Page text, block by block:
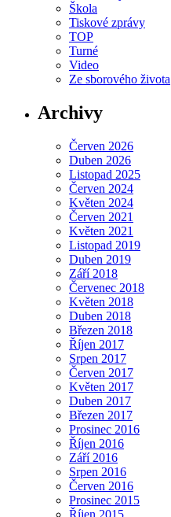
Škola
Tiskové zprávy
TOP
Turné
Video
Ze sborového života
Archivy
Červen 2026
Duben 2026
Listopad 2025
Červen 2024
Květen 2024
Červen 2021
Květen 2021
Listopad 2019
Duben 2019
Září 2018
Červenec 2018
Květen 2018
Duben 2018
Březen 2018
Říjen 2017
Srpen 2017
Červen 2017
Květen 2017
Duben 2017
Březen 2017
Prosinec 2016
Říjen 2016
Září 2016
Srpen 2016
Červen 2016
Prosinec 2015
Říjen 2015